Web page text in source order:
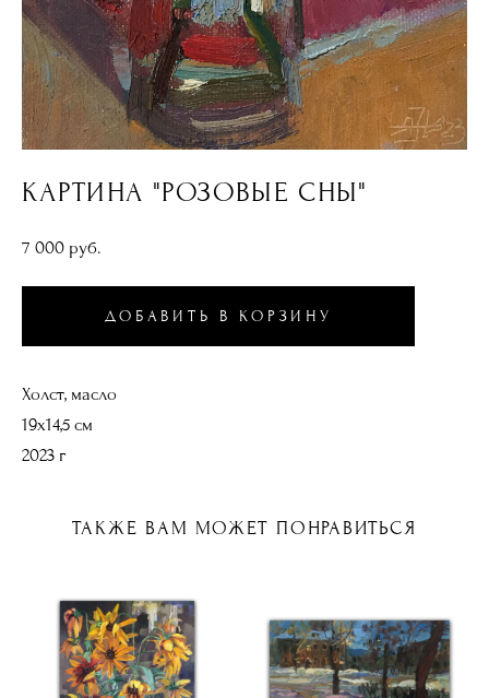
КАРТИНА "РОЗОВЫЕ СНЫ"
7 000 pуб.
ДОБАВИТЬ В КОРЗИНУ
Холст, масло
19х14,5 см
2023 г
ТАКЖЕ ВАМ МОЖЕТ ПОНРАВИТЬСЯ